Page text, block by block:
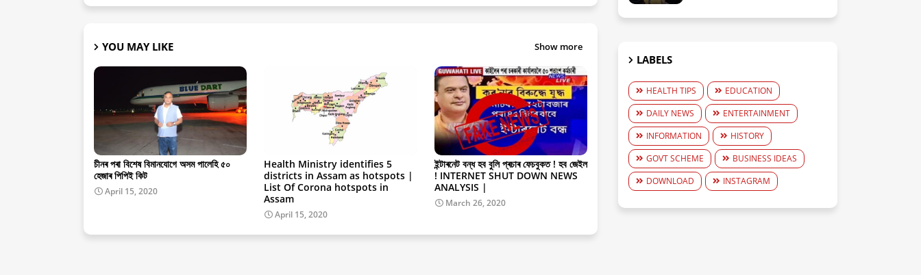
YOU MAY LIKE Show more
চীনৰ পৰা বিশেষ বিমানযোগে অসম পালেহি ৫০
হেজাৰ পিপিই কিট
April 15, 2020
Health Ministry identifies 5
districts in Assam as hotspots |
List Of Corona hotspots in
Assam
April 15, 2020
ইন্টাৰনেট বন্ধ হব বুলি প্ৰচাৰ ফেচবুকত ! হব জেইল
! INTERNET SHUT DOWN NEWS
ANALYSIS |
March 26, 2020
LABELS
HEALTH TIPS
EDUCATION
DAILY NEWS
ENTERTAINMENT
INFORMATION
HISTORY
GOVT SCHEME
BUSINESS IDEAS
DOWNLOAD
INSTAGRAM